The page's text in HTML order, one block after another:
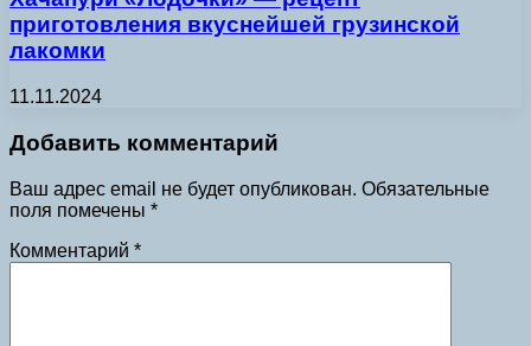
приготовления вкуснейшей грузинской
лакомки
11.11.2024
Добавить комментарий
Ваш адрес email не будет опубликован. Обязательные
поля помечены *
Комментарий *